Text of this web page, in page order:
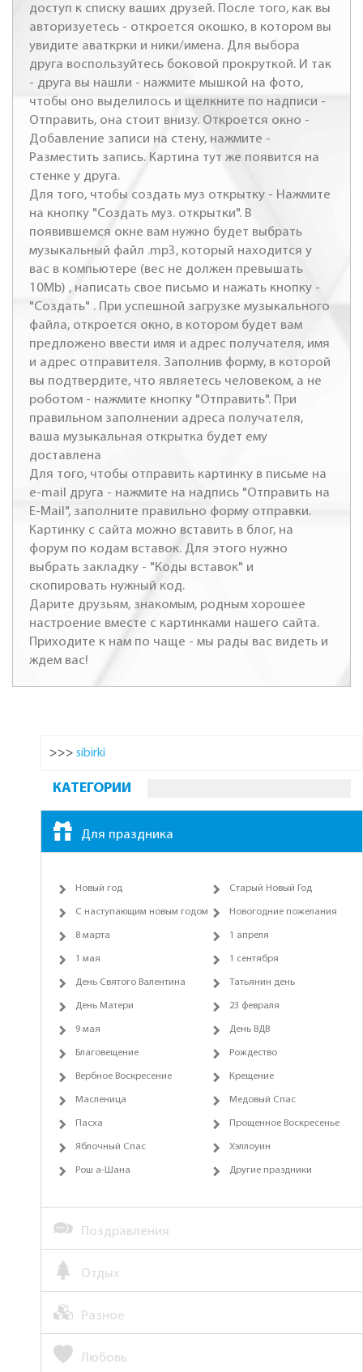
доступ к списку ваших друзей. После того, как вы
авторизуетесь - откроется окошко, в котором вы
увидите аваткрки и ники/имена. Для выбора
друга воспользуйтесь боковой прокруткой. И так
- друга вы нашли - нажмите мышкой на фото,
чтобы оно выделилось и щелкните по надписи -
Отправить, она стоит внизу. Откроется окно -
Добавление записи на стену, нажмите -
Разместить запись. Картина тут же появится на
стенке у друга.
Для того, чтобы создать муз открытку - Нажмите
на кнопку "Создать муз. открытки". В
появившемся окне вам нужно будет выбрать
музыкальный файл .mp3, который находится у
вас в компьютере (вес не должен превышать
10Mb) , написать свое письмо и нажать кнопку -
"Создать" . При успешной загрузке музыкального
файла, откроется окно, в котором будет вам
предложено ввести имя и адрес получателя, имя
и адрес отправителя. Заполнив форму, в которой
вы подтвердите, что являетесь человеком, а не
роботом - нажмите кнопку "Отправить". При
правильном заполнении адреса получателя,
ваша музыкальная открытка будет ему
доставлена
Для того, чтобы отправить картинку в письме на
e-mail друга - нажмите на надпись "Отправить на
E-Mail", заполните правильно форму отправки.
Картинку с сайта можно вставить в блог, на
форум по кодам вставок. Для этого нужно
выбрать закладку - "Коды вставок" и
скопировать нужный код.
Дарите друзьям, знакомым, родным хорошее
настроение вместе с картинками нашего сайта.
Приходите к нам по чаще - мы рады вас видеть и
ждем вас!
>>> sibirki
КАТЕГОРИИ
Для праздника
Новый год Старый Новый Год
С наступающим новым годом Новогодние пожелания
8 марта 1 апреля
1 мая 1 сентября
День Святого Валентина Татьянин день
День Матери 23 февраля
9 мая День ВДВ
Благовещение Рождество
Вербное Воскресение Крещение
Масленица Медовый Спас
Пасха Прощенное Воскресенье
Яблочный Спас Хэллоуин
Рош а-Шана Другие праздники
Поздравления
Отдых
Разное
Любовь